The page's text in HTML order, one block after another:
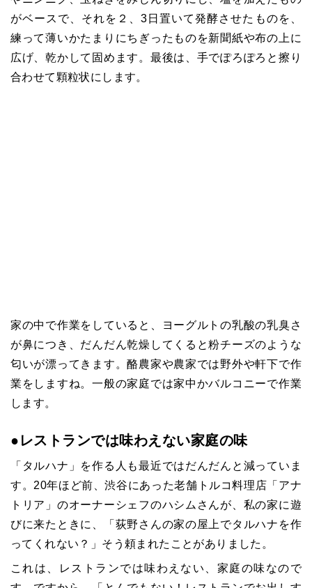
がベースで、それを２、3日置いて発酵させたものを、
練って薄いかたまりにちぎったものを新聞紙や布の上に
広げ、乾かして固めます。最後は、手でぽろぽろと擦り
合わせて顆粒状にします。
家の中で作業をしていると、ヨーグルトの乳酸の乳臭さ
が鼻につき、だんだん乾燥してくると粉チーズのような
匂いが漂ってきます。酪農家や農家では野外や軒下で作
業をしますね。一般の家庭では家中かバルコニーで作業
します。
● レストランでは味わえない家庭の味
「タルハナ」を作る人も最近ではだんだんと減っていま
す。20年ほど前、渋谷にあった老舗トルコ料理店「アナ
トリア」のオーナーシェフのハシムさんが、私の家に遊
びに来たときに、「荻野さんの家の屋上でタルハナを作
ってくれない？」そう頼まれたことがありました。
これは、レストランでは味わえない、家庭の味なので